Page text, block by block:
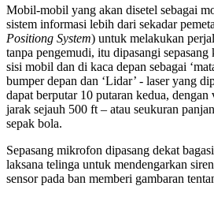
Mobil-mobil yang akan disetel sebagai
sistem informasi lebih dari sekadar
Positiong System) untuk melakukan
tanpa pengemudi, itu dipasangi
sisi mobil dan di kaca depan sebagai
bumper depan dan ‘Lidar’ - laser yang
dapat berputar 10 putaran kedua,
jarak sejauh 500 ft – atau seukuran
sepak bola.
Sepasang mikrofon dipasang dekat
laksana telinga untuk mendengarkan
sensor pada ban memberi gambaran